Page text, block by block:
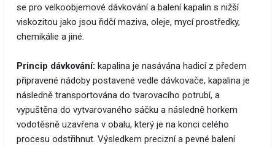
se pro velkoobjemové dávkování a balení kapalin s nižší
viskozitou jako jsou řidčí maziva, oleje, mycí prostředky,
chemikálie a jiné.
Princip dávkování: kapalina je nasávána hadicí z předem
připravené nádoby postavené vedle dávkovače, kapalina je
následně transportována do tvarovacího potrubí, a
vypuštěna do vytvarovaného sáčku a následně horkem
vodotěsně uzavřena v obalu, který je na konci celého
procesu odstřihnut. Výsledkem precizní a pevné balení